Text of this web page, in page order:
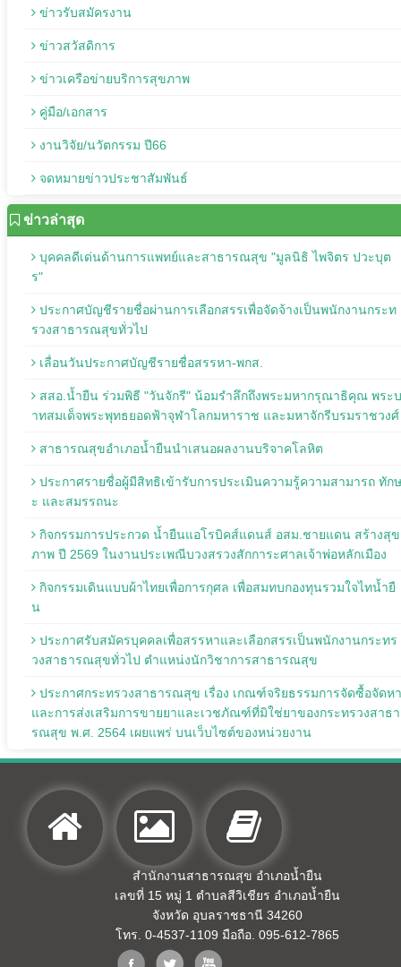
ข่าวรับสมัครงาน
ข่าวสวัสดิการ
ข่าวเครือข่ายบริการสุขภาพ
คู่มือ/เอกสาร
งานวิจัย/นวัตกรรม ปี66
จดหมายข่าวประชาสัมพันธ์
ข่าวล่าสุด
บุคคลดีเด่นด้านการแพทย์และสาธารณสุข "มูลนิธิ ไพจิตร ปวะบุต
ร"
ประกาศบัญชีรายชื่อผ่านการเลือกสรรเพื่อจัดจ้างเป็นพนักงานกระท
รวงสาธารณสุขทั่วไป
เลื่อนวันประกาศบัญชีรายชื่อสรรหา-พกส.
สสอ.น้ำยืน ร่วมพิธี "วันจักรี" น้อมรำลึกถึงพระมหากรุณาธิคุณ พระบ
าทสมเด็จพระพุทธยอดฟ้าจุฬาโลกมหาราช และมหาจักรีบรมราชวงศ์
สาธารณสุขอำเภอน้ำยืนนำเสนอผลงานบริจาคโลหิต
ประกาศรายชื่อผู้มีสิทธิเข้ารับการประเมินความรู้ความสามารถ ทักษ
ะ และสมรรถนะ
กิจกรรมการประกวด น้ำยืนแอโรบิคส์แดนส์ อสม.ชายแดน สร้างสุข
ภาพ ปี 2569 ในงานประเพณีบวงสรวงสักการะศาลเจ้าพ่อหลักเมือง
กิจกรรมเดินแบบผ้าไทยเพื่อการกุศล เพื่อสมทบกองทุนรวมใจไทน้ำยื
น
ประกาศรับสมัครบุคคลเพื่อสรรหาและเลือกสรรเป็นพนักงานกระทร
วงสาธารณสุขทั่วไป ตำแหน่งนักวิชาการสาธารณสุข
ประกาศกระทรวงสาธารณสุข เรื่อง เกณฑ์จริยธรรมการจัดซื้อจัดหา
และการส่งเสริมการขายยาและเวชภัณฑ์ที่มิใช่ยาของกระทรวงสาธา
รณสุข พ.ศ. 2564 เผยแพร่ บนเว็บไซต์ของหน่วยงาน
สำนักงานสาธารณสุข อำเภอน้ำยืน
เลขที่ 15 หมู่ 1 ตำบลสีวิเชียร อำเภอน้ำยืน
จังหวัด อุบลราชธานี 34260
โทร. 0-4537-1109 มือถือ. 095-612-7865